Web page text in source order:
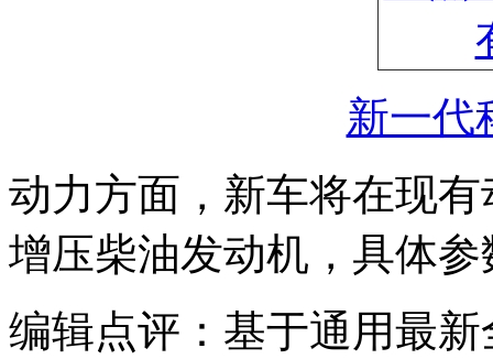
新一代
动力方面，新车将在现
增压柴油发动机，具体
编辑点评：基于通用最